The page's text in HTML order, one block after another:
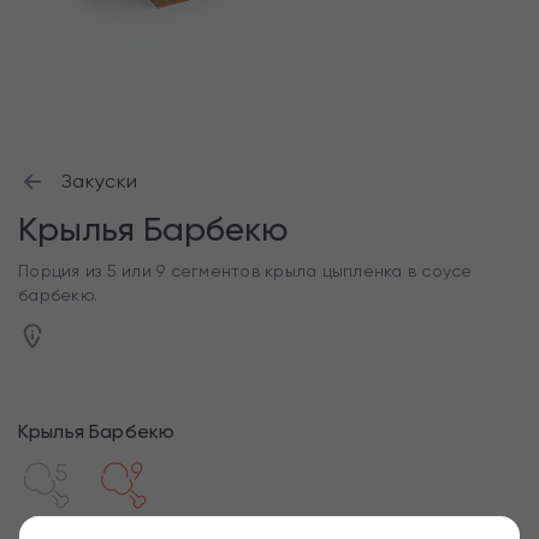
Закуски
Крылья Барбекю
Порция из 5 или 9 сегментов крыла цыпленка в соусе
барбекю.
Крылья Барбекю